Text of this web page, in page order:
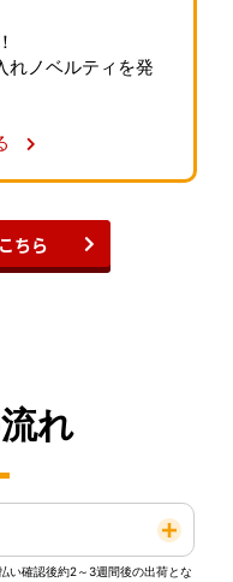
れノベルティを発
ちら
れ
い確認後約2～3週間後の出荷とな